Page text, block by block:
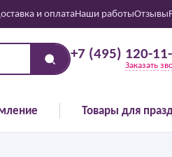
и оплатаНаши работыОтзывы
+7 (495) 120-
Заказать
Товары для